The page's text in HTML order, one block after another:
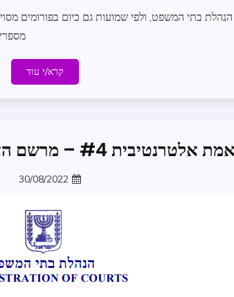
בתי המשפט, ולפי שמועות גם כיום בפורומים
קרא/י עוד
אבטחת
בקשת
מידע
שנמסר
ממשל
ומנהל
תקין
אמת אלטרנטיבית #4 – מרשם האוכלוסין בנט המשפט
30/08/2022